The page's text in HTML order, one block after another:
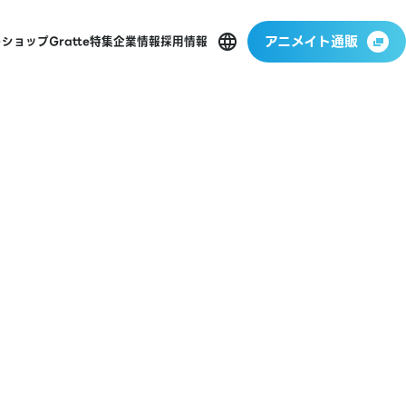
ョップGratte特集企業情報採用情報 アニメイト通販